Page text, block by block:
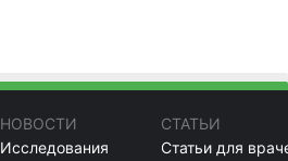
НОВОСТИ
Исследования
СТАТЬИ
Статьи для